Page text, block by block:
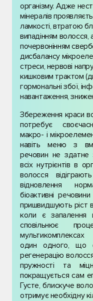
організму. Адже
мінералів
ламкості, втратою
випадінням
почервонінням
дисбалансу
стреси, нервові
кишковим трактом
гормональні збої,
навантаження,
Збереження краси
потребує
макро- і
навіть меню з
речовин не здатне
всіх нутрієнтів в
волосся
відновлення
біоактивні
пришвидшують ріст
коли є запалення
сповільнює
один одного, що
регенерацію
пружності та
покращується сам
Густе, блискуче
отримує необхідну